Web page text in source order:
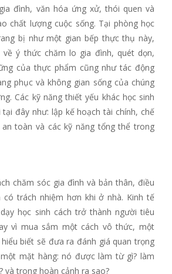
đình, văn hóa ứng xử, thói quen và
chất lượng cuộc sống. Tại phòng học
bị như một gian bếp thực thụ này,
ý thức chăm lo gia đình, quét dọn,
của thực phẩm cũng như tác động
phục và không gian sống của chúng
Các kỹ năng thiết yếu khác học sinh
đây như: lập kế hoạch tài chính, chế
toàn và các kỹ năng tổng thể trong
chăm sóc gia đình và bản thân, điều
trách nhiệm hơn khi ở nhà. Kinh tế
học sinh cách trở thành người tiêu
vì mua sắm một cách vô thức, một
biết sẽ đưa ra đánh giá quan trọng
mặt hàng: nó được làm từ gì? làm
và trong hoàn cảnh ra sao?